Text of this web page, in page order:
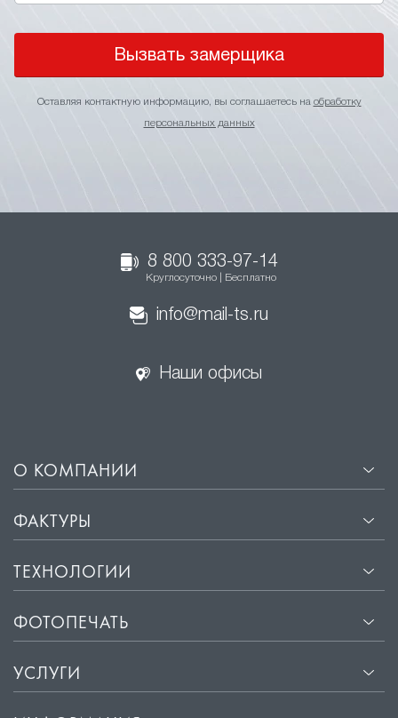
Вызвать замерщика
Оставляя контактную информацию, вы соглашаетесь на обработку
персональных данных
8 800 333-97-14
Круглосуточно | Бесплатно
info@mail-ts.ru
Наши офисы
О КОМПАНИИ
ФАКТУРЫ
ТЕХНОЛОГИИ
ФОТОПЕЧАТЬ
УСЛУГИ